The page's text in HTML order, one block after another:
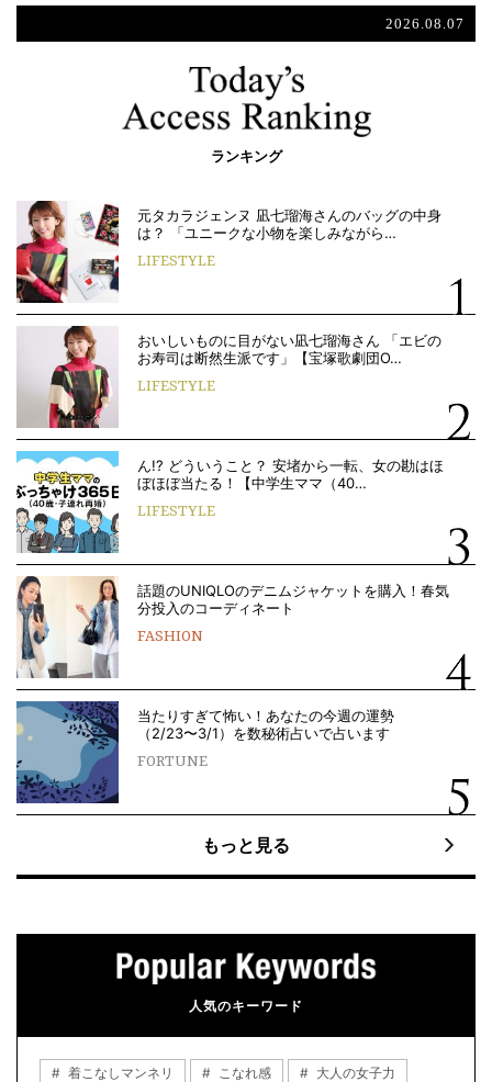
2026.08.07
ランキング
元タカラジェンヌ 凪七瑠海さんのバッグの中身
は？ 「ユニークな小物を楽しみながら…
LIFESTYLE
おいしいものに目がない凪七瑠海さん 「エビの
お寿司は断然生派です」【宝塚歌劇団O…
LIFESTYLE
ん!? どういうこと？ 安堵から一転、女の勘はほ
ぼほぼ当たる！【中学生ママ（40…
LIFESTYLE
話題のUNIQLOのデニムジャケットを購入！春気
分投入のコーディネート
FASHION
当たりすぎて怖い！あなたの今週の運勢
（2/23〜3/1）を数秘術占いで占います
FORTUNE
もっと見る
人気のキーワード
着こなしマンネリ こなれ感
大人の女子力